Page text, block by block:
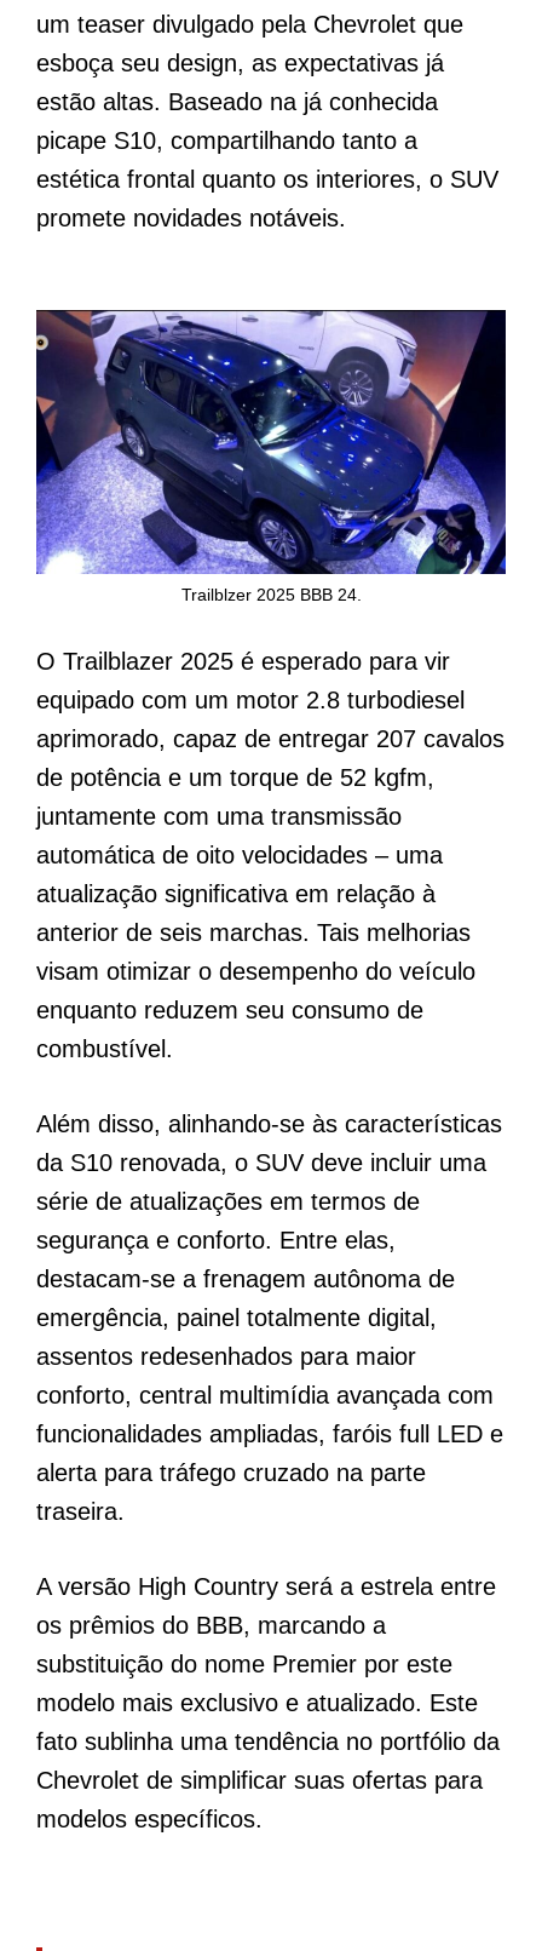
um teaser divulgado pela Chevrolet que
esboça seu design, as expectativas já
estão altas. Baseado na já conhecida
picape S10, compartilhando tanto a
estética frontal quanto os interiores, o SUV
promete novidades notáveis.
Trailblzer 2025 BBB 24.
O Trailblazer 2025 é esperado para vir
equipado com um motor 2.8 turbodiesel
aprimorado, capaz de entregar 207 cavalos
de potência e um torque de 52 kgfm,
juntamente com uma transmissão
automática de oito velocidades – uma
atualização significativa em relação à
anterior de seis marchas. Tais melhorias
visam otimizar o desempenho do veículo
enquanto reduzem seu consumo de
combustível.
Além disso, alinhando-se às características
da S10 renovada, o SUV deve incluir uma
série de atualizações em termos de
segurança e conforto. Entre elas,
destacam-se a frenagem autônoma de
emergência, painel totalmente digital,
assentos redesenhados para maior
conforto, central multimídia avançada com
funcionalidades ampliadas, faróis full LED e
alerta para tráfego cruzado na parte
traseira.
A versão High Country será a estrela entre
os prêmios do BBB, marcando a
substituição do nome Premier por este
modelo mais exclusivo e atualizado. Este
fato sublinha uma tendência no portfólio da
Chevrolet de simplificar suas ofertas para
modelos específicos.